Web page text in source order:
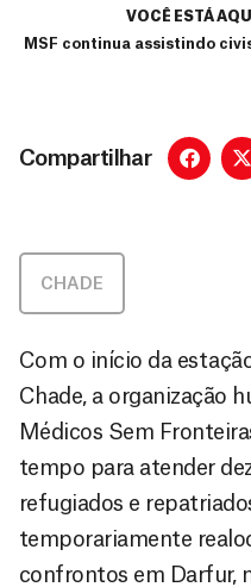
VOCÊ ESTÁ AQUI
MSF continua assistindo
Compartilhar
CHADE
Com o início da
Chade, a organização
Médicos Sem
tempo para atender
refugiados e
temporariamente
confrontos em Darfur,